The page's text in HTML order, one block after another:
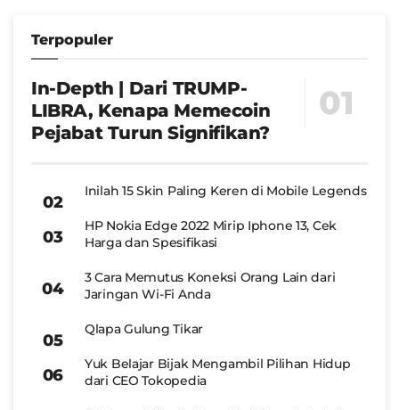
Terpopuler
In-Depth | Dari TRUMP-
LIBRA, Kenapa Memecoin
Pejabat Turun Signifikan?
Inilah 15 Skin Paling Keren di Mobile Legends
HP Nokia Edge 2022 Mirip Iphone 13, Cek
Harga dan Spesifikasi
3 Cara Memutus Koneksi Orang Lain dari
Jaringan Wi-Fi Anda
Qlapa Gulung Tikar
Yuk Belajar Bijak Mengambil Pilihan Hidup
dari CEO Tokopedia